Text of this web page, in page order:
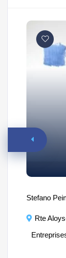
Stefano
Rte